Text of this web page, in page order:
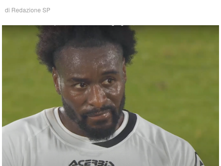
di Redazione SP